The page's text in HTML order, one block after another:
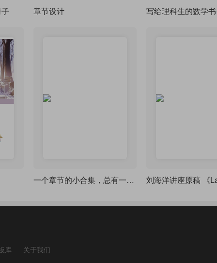
章节设计
一个章节的小合集，总有一款适合你 - chapterx 宏集
库 关于我们